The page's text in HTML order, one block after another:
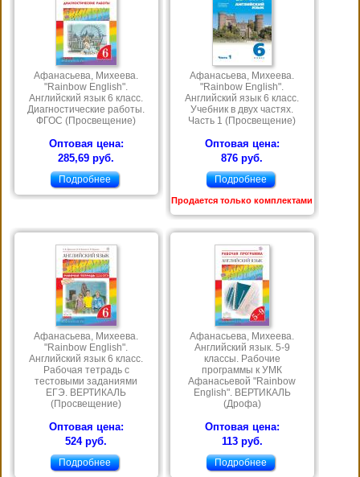
Афанасьева, Михеева.
"Rainbow English".
Английский язык 6 класс.
Диагностические работы.
ФГОС (Просвещение)
Оптовая цена:
285,69 руб.
Подробнее
Афанасьева, Михеева.
"Rainbow English".
Английский язык 6 класс.
Учебник в двух частях.
Часть 1 (Просвещение)
Оптовая цена:
876 руб.
Подробнее
Продается только комплектами
Афанасьева, Михеева.
"Rainbow English".
Английский язык 6 класс.
Рабочая тетрадь с
тестовыми заданиями
ЕГЭ. ВЕРТИКАЛЬ
(Просвещение)
Оптовая цена:
524 руб.
Подробнее
Афанасьева, Михеева.
Английский язык. 5-9
классы. Рабочие
программы к УМК
Афанасьевой "Rainbow
English". ВЕРТИКАЛЬ
(Дрофа)
Оптовая цена:
113 руб.
Подробнее